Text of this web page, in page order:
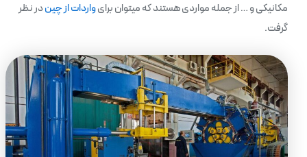
مکانیکی و … از جمله مواردی هستند که میتوان برایواردات از چیندر نظر
گرفت.